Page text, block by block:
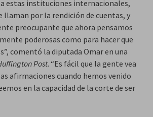
estas instituciones internacionales,
llaman por la rendición de cuentas, y
preocupante que ahora pensamos
poderosas como para hacer que
comentó la diputada Omar en una
Post. “Es fácil que la gente vea
afirmaciones cuando hemos venido
en la capacidad de la corte de ser